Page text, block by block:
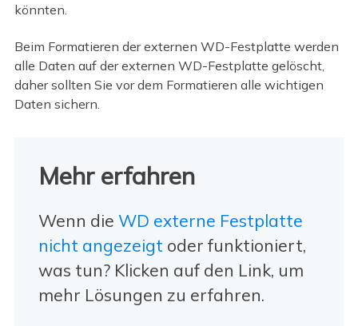
könnten.
Beim Formatieren der externen WD-Festplatte werden
alle Daten auf der externen WD-Festplatte gelöscht,
daher sollten Sie vor dem Formatieren alle wichtigen
Daten sichern.
Mehr erfahren
Wenn die WD externe Festplatte
nicht angezeigt oder funktioniert,
was tun? Klicken auf den Link, um
mehr Lösungen zu erfahren.